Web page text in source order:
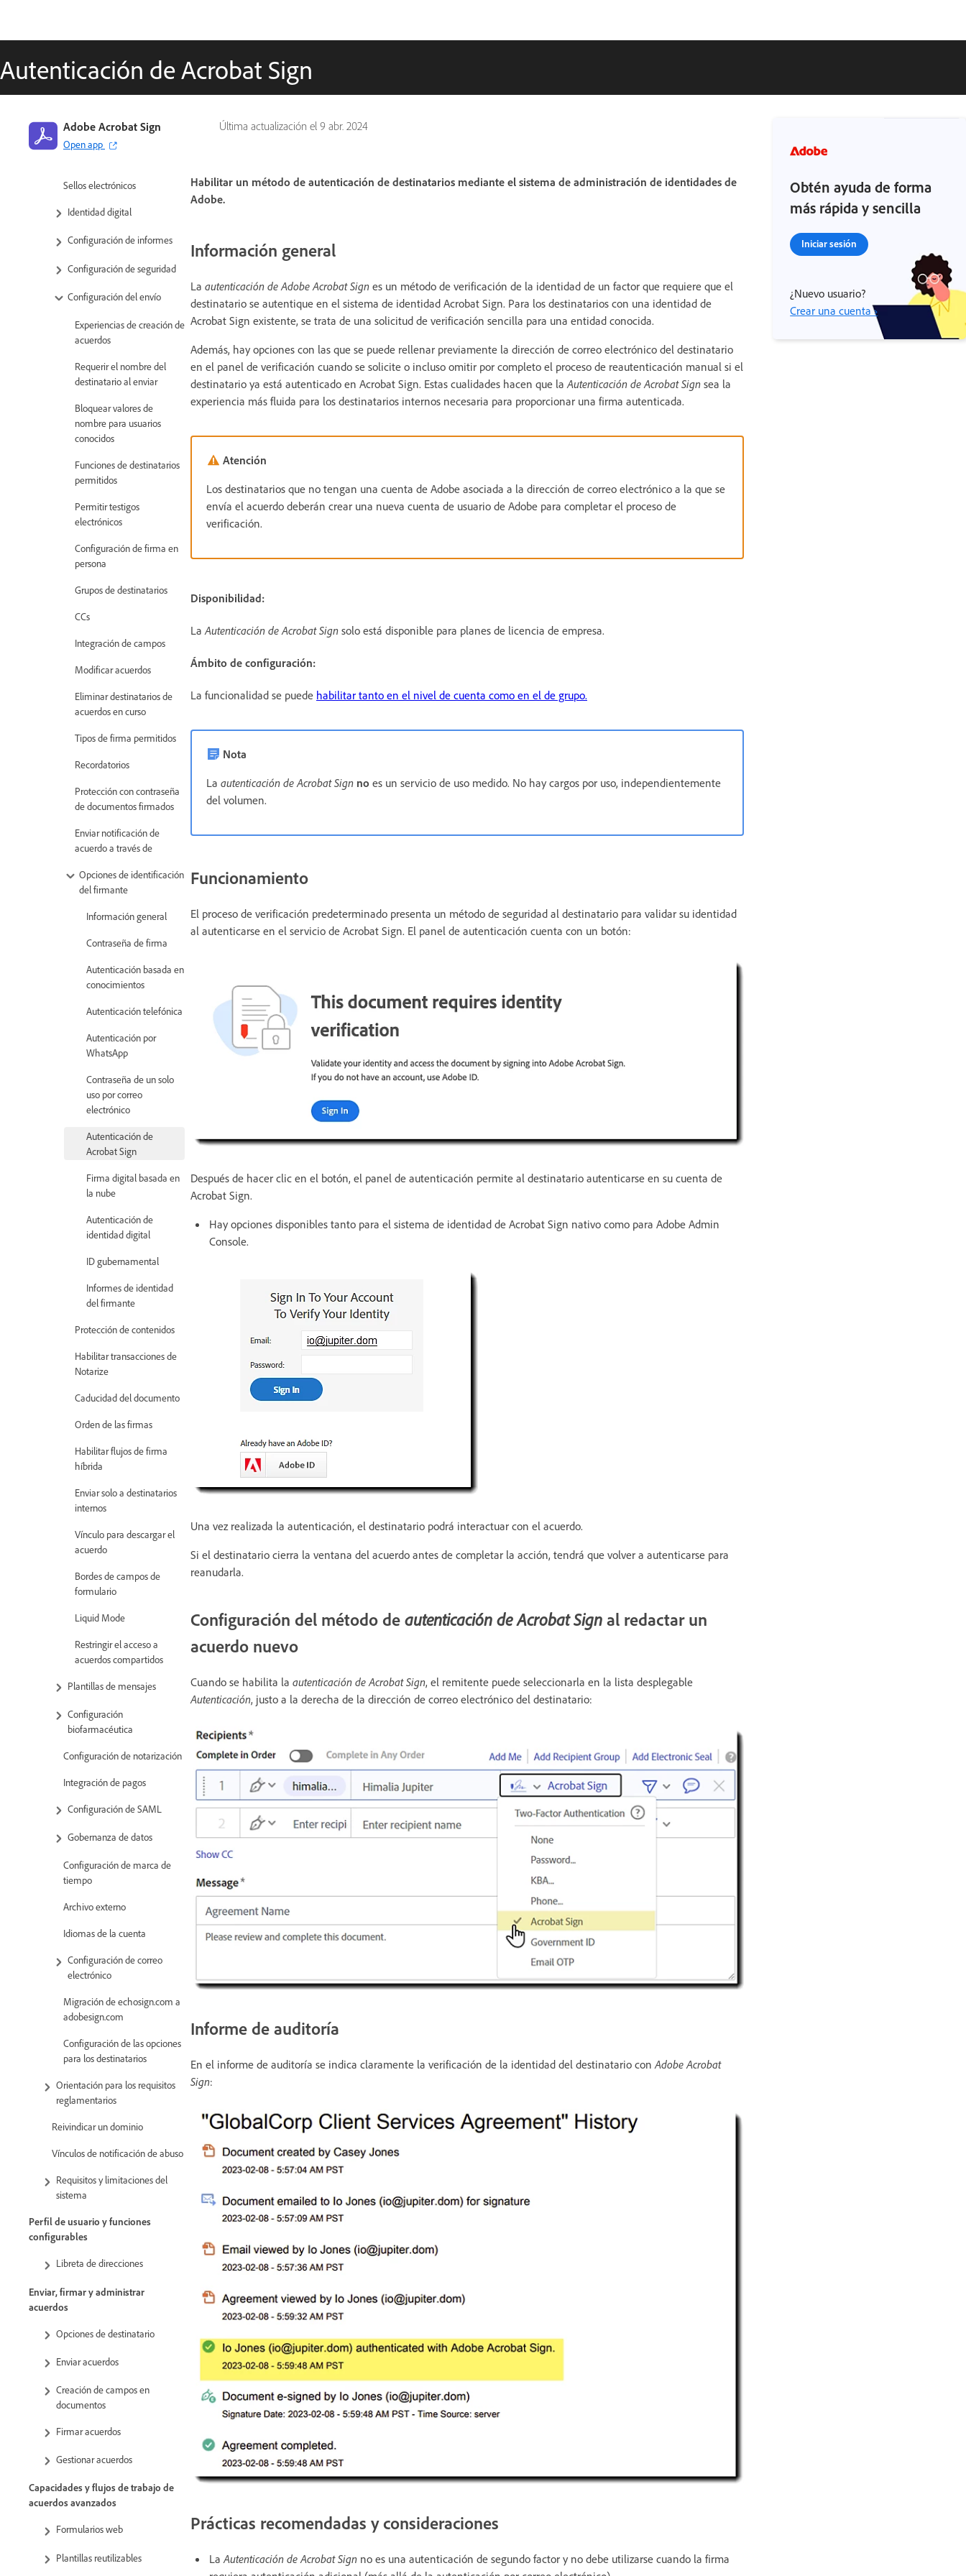
Autenticación de Acrobat Sign
Última actualización el 9 abr. 2024
Adobe Acrobat Sign
Open app
Configuración global
Preferencias de firma
Sellos electrónicos
Identidad digital
Configuración de informes
Configuración de seguridad
Configuración del envío
Experiencias de creación de
acuerdos
Requerir el nombre del
destinatario al enviar
Bloquear valores de
nombre para usuarios
conocidos
Funciones de destinatarios
permitidos
Permitir testigos
electrónicos
Configuración de firma en
persona
Grupos de destinatarios
CCs
Integración de campos
Modificar acuerdos
Eliminar destinatarios de
acuerdos en curso
Tipos de firma permitidos
Recordatorios
Protección con contraseña
de documentos firmados
Enviar notificación de
acuerdo a través de
Opciones de identificación
del firmante
Información general
Contraseña de firma
Autenticación basada en
conocimientos
Autenticación telefónica
Autenticación por
WhatsApp
Contraseña de un solo
uso por correo
electrónico
Autenticación de
Acrobat Sign
Firma digital basada en
la nube
Autenticación de
identidad digital
ID gubernamental
Informes de identidad
del firmante
Protección de contenidos
Habilitar transacciones de
Notarize
Caducidad del documento
Orden de las firmas
Habilitar flujos de firma
híbrida
Enviar solo a destinatarios
internos
Vínculo para descargar el
acuerdo
Bordes de campos de
formulario
Liquid Mode
Restringir el acceso a
acuerdos compartidos
Plantillas de mensajes
Configuración
biofarmacéutica
Configuración de notarización
Integración de pagos
Configuración de SAML
Gobernanza de datos
Configuración de marca de
tiempo
Archivo externo
Idiomas de la cuenta
Configuración de correo
electrónico
Migración de echosign.com a
adobesign.com
Configuración de las opciones
para los destinatarios
Orientación para los requisitos
reglamentarios
Reivindicar un dominio
Vínculos de notificación de abuso
Requisitos y limitaciones del
sistema
Perfil de usuario y funciones
configurables
Libreta de direcciones
Enviar, firmar y administrar
acuerdos
Opciones de destinatario
Enviar acuerdos
Creación de campos en
documentos
Firmar acuerdos
Gestionar acuerdos
Capacidades y flujos de trabajo de
acuerdos avanzados
Formularios web
Plantillas reutilizables
Habilitar un método de autenticación de destinatarios mediante el sistema de administración de identidades de
Adobe.
Información general
La autenticación de Adobe Acrobat Sign es un método de verificación de la identidad de un factor que requiere que el
destinatario se autentique en el sistema de identidad Acrobat Sign. Para los destinatarios con una identidad de
Acrobat Sign existente, se trata de una solicitud de verificación sencilla para una entidad conocida.
Además, hay opciones con las que se puede rellenar previamente la dirección de correo electrónico del destinatario
en el panel de verificación cuando se solicite o incluso omitir por completo el proceso de reautenticación manual si el
destinatario ya está autenticado en Acrobat Sign. Estas cualidades hacen que laAutenticación de Acrobat Sign sea la
experiencia más fluida para los destinatarios internos necesaria para proporcionar una firma autenticada.
Atención
Los destinatarios que no tengan una cuenta de Adobe asociada a la dirección de correo electrónico a la que se
envía el acuerdo deberán crear una nueva cuenta de usuario de Adobe para completar el proceso de
verificación.
Disponibilidad:
La Autenticación de Acrobat Sign solo está disponible para planes de licencia de empresa.
Ámbito de configuración:
La funcionalidad se puede habilitar tanto en el nivel de cuenta como en el de grupo.
Nota
La autenticación de Acrobat Sign no es un servicio de uso medido. No hay cargos por uso, independientemente
del volumen.
Funcionamiento
El proceso de verificación predeterminado presenta un método de seguridad al destinatario para validar su identidad
al autenticarse en el servicio de Acrobat Sign. El panel de autenticación cuenta con un botón:
Después de hacer clic en el botón, el panel de autenticación permite al destinatario autenticarse en su cuenta de
Acrobat Sign.
Hay opciones disponibles tanto para el sistema de identidad de Acrobat Sign nativo como para Adobe Admin
Console.
Una vez realizada la autenticación, el destinatario podrá interactuar con el acuerdo.
Si el destinatario cierra la ventana del acuerdo antes de completar la acción, tendrá que volver a autenticarse para
reanudarla.
Configuración del método de autenticación de Acrobat Sign al redactar un
acuerdo nuevo
Cuando se habilita la autenticación de Acrobat Sign, el remitente puede seleccionarla en la lista desplegable
Autenticación, justo a la derecha de la dirección de correo electrónico del destinatario:
Informe de auditoría
En el informe de auditoría se indica claramente la verificación de la identidad del destinatario con Adobe Acrobat
Sign:
Prácticas recomendadas y consideraciones
La Autenticación de Acrobat Sign no es una autenticación de segundo factor y no debe utilizarse cuando la firma
Obtén ayuda de forma
más rápida y sencilla
Iniciar sesión
¿Nuevo usuario?
Crear una cuenta ›